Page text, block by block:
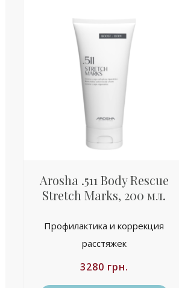
Arosha .511 Body Rescue
Stretch Marks, 200 мл.
Профилактика и коррекция
расстяжек
3280 грн.